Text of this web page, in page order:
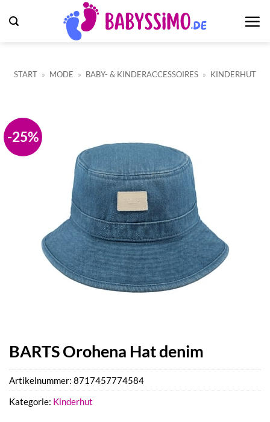
Inhalt
START » MODE » BABY- & KINDERACCESSOIRES » KINDERHUT
-25%
BARTS Orohena Hat denim
Artikelnummer: 8717457774584
Kategorie: Kinderhut